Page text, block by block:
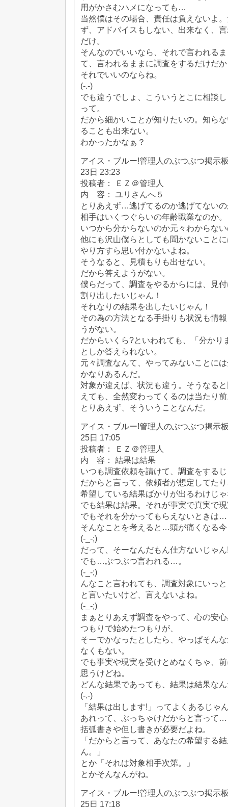
用がかさむハメになっても…
当然僕はその場合、責任は負えないよ
ず、アドバイスもしない、出来なく、
だけ。
そんなのでいいなら、それで言われる
て、言われるままに調査をするだけだ
それでいいのならね。
(-.-)
でも違うでしょ、こういうとこに相談
って。
だから細かいことが知りたいの。知ら
ることも出来ない。
わかったかなぁ？
アイス・ブルー!管理人のぶつぶつ掲示
23日 23:23
投稿者： ＥＺ＠管理人
内 容： ユリさんへ５
とりあえず…逃げてるのか逃げてない
相手はいくつぐらいの年齢職業なのか。
いつから分からないのか元々わからな
他にも沢山僕らとしても聞かないこと
やり方すら思い付かないよね。
そうなると、見積もりも出せない。
だから答えようがない。
僕らだって、調査をやるからには、見
割り出したいじゃん！
それなりの結果を出したいじゃん！
その為の方法となる手掛りも状況も情
うがない。
だからいくら?といわれても、「分かり
としか答えられない。
元々調査なんて、やってみないことに
かなりあるんだ。
対象が違えば、状況も違う。そうなる
えても、全然変わってくるのは当たり
とりあえず、そういうことなんだ。
アイス・ブルー!管理人のぶつぶつ掲示
25日 17:05
投稿者： ＥＺ＠管理人
内 容： 結果は結果
いつも調査依頼を請けて、調査をする
だからと言って、依頼者が想定してた
希望している結果ばかりが出るわけじ
でも結果は結果。それが事実で真実で
でもそれを分かってもらえないときは
そんなことを考えると…頭が痛くなる
(-_-;)
だって、そーなんだもん仕方ないじゃ
でも…ぶつぶつ言われる…。
(-_-;)
んなこと言われても、調査対象にいっ
と言いたいけど、言えないよね。
(-_-;)
まぁとりあえず調査をやって、心の安
つもりで始めたつもりが、
そーでかなったとしたら、やっぱそん
なくもない。
でも事実や現実を受けとめなくちゃ、
思うけどね。
どんな結果であっても、結果は結果な
(-.-)
「結果は出します!」ってよくあるじゃ
あれって、ぶっちゃけだからと言って…
括弧書きや但し書きが必要だよね。
「だからと言って、あなたの希望する
ん。」
とか「それは対象相手次第。」
とかそんなんがね。
アイス・ブルー!管理人のぶつぶつ掲示
25日 17:18